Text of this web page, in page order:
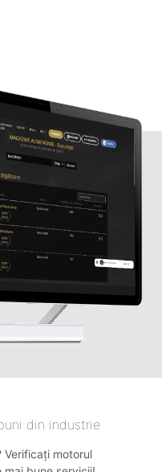
din industrie
Verificați motorul